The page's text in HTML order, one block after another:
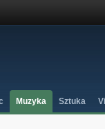
Muzyka Sztuka